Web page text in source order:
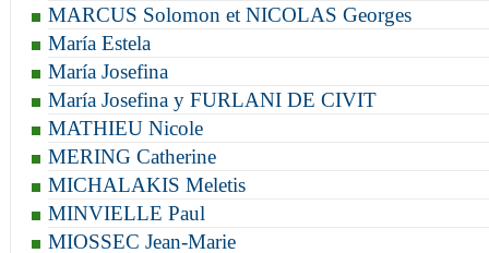
MARCUS Solomon et NICOLAS Georges
María Estela
María Josefina
María Josefina y FURLANI DE CIVIT
MATHIEU Nicole
MERING Catherine
MICHALAKIS Meletis
MINVIELLE Paul
MIOSSEC Jean-Marie